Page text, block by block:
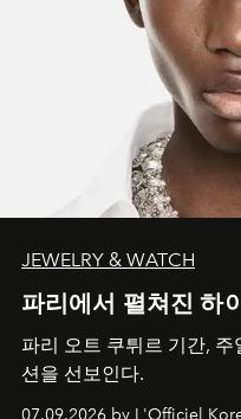
JEWELRY & WATCH
파리에서 펼쳐진 하
파리 오트 쿠튀르 기간,
션을 선보인다.